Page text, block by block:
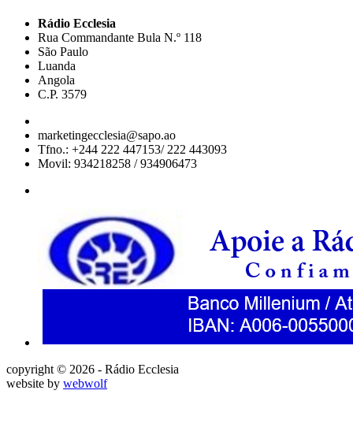
Rádio Ecclesia
Rua Commandante Bula N.º 118
São Paulo
Luanda
Angola
C.P. 3579
marketingecclesia@sapo.ao
Tfno.: +244 222 447153/ 222 443093
Movil: 934218258 / 934906473
copyright © 2026 - Rádio Ecclesia
website by webwolf